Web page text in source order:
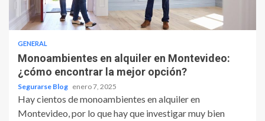
GENERAL
Monoambientes en alquiler en Montevideo:
¿cómo encontrar la mejor opción?
Segurarse Blog enero 7, 2025
Hay cientos de monoambientes en alquiler en
Montevideo, por lo que hay que investigar muy bien